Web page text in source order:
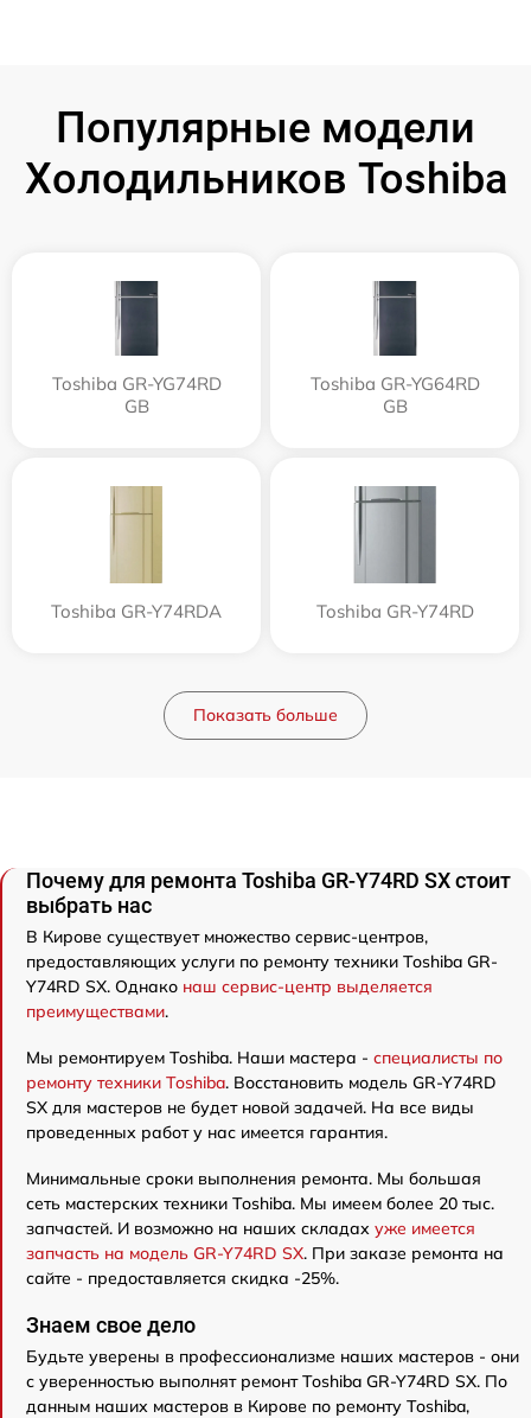
Популярные модели
Холодильников Toshiba
Toshiba GR-YG74RD
GB
Toshiba GR-YG64RD
GB
Toshiba GR-Y74RDA Toshiba GR-Y74RD
Показать больше
Почему для ремонта Toshiba GR-Y74RD SX стоит
выбрать нас
В Кирове существует множество сервис-центров,
предоставляющих услуги по ремонту техники Toshiba GR-
Y74RD SX. Однако наш сервис-центр выделяется
преимуществами.
Мы ремонтируем Toshiba. Наши мастера - специалисты по
ремонту техники Toshiba. Восстановить модель GR-Y74RD
SX для мастеров не будет новой задачей. На все виды
проведенных работ у нас имеется гарантия.
Минимальные сроки выполнения ремонта. Мы большая
сеть мастерских техники Toshiba. Мы имеем более 20 тыс.
запчастей. И возможно на наших складах уже имеется
запчасть на модель GR-Y74RD SX. При заказе ремонта на
сайте - предоставляется скидка -25%.
Знаем свое дело
Будьте уверены в профессионализме наших мастеров - они
с уверенностью выполнят ремонт Toshiba GR-Y74RD SX. По
данным наших мастеров в Кирове по ремонту Toshiba,